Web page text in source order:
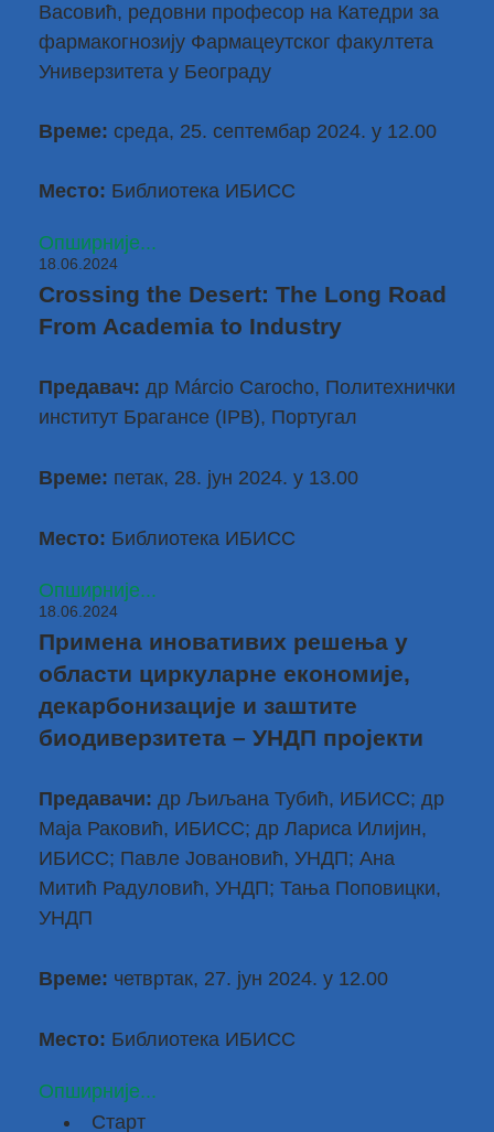
Васовић, редовни професор на Катедри за
фармакогнозију Фармацеутског факултета
Универзитета у Београду
Време: среда, 25. септембар 2024. у 12.00
Место: Библиотека ИБИСС
Опширније...
18.06.2024
Crossing the Desert: The Long Road
From Academia to Industry
Предавач: др Márcio Carocho, Политехнички
институт Брагансе (IPB), Португал
Време: петак, 28. јун 2024. у 13.00
Место: Библиотека ИБИСС
Опширније...
18.06.2024
Примена иновативих решења у
области циркуларне економије,
декарбонизације и заштите
биодиверзитета – УНДП пројекти
Предавачи: др Љиљана Тубић, ИБИСС; др
Маја Раковић, ИБИСС; др Лариса Илијин,
ИБИСС; Павле Јовановић, УНДП; Ана
Митић Радуловић, УНДП; Тања Поповицки,
УНДП
Време: четвртак, 27. јун 2024. у 12.00
Место: Библиотека ИБИСС
Опширније...
Старт